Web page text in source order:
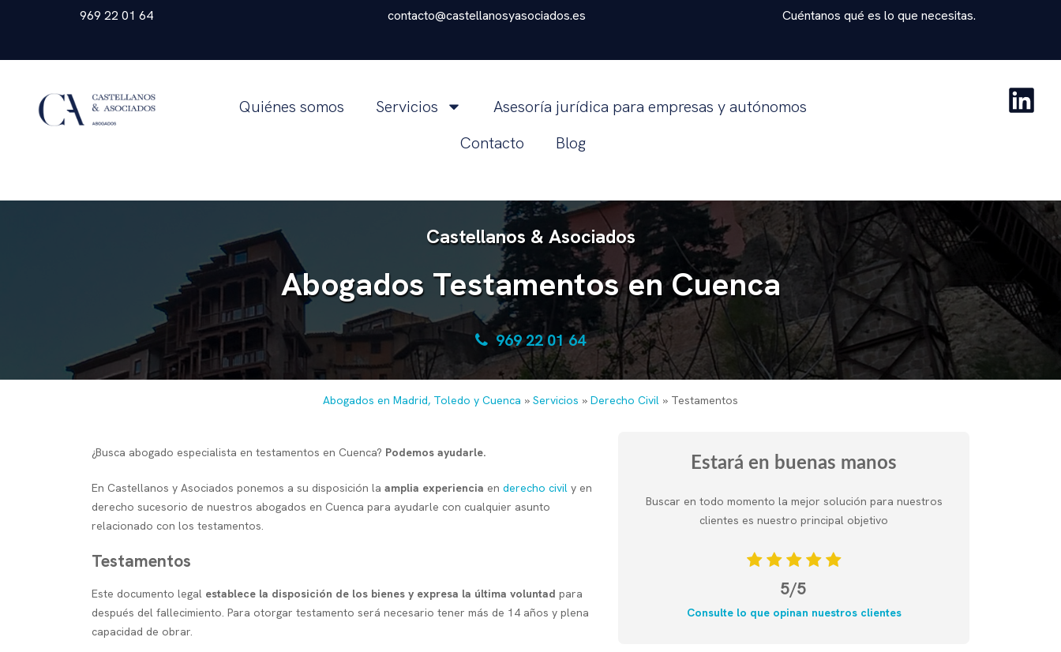
969 22 01 64 contacto@castellanosyasociados.es Cuéntanos qué es lo que necesitas.
Quiénes somos Servicios
Asesoría jurídica para empresas y autónomos
Contacto
Blog
Castellanos & Asociados
Abogados Testamentos en Cuenca
969 22 01 64
Abogados en Madrid, Toledo y Cuenca » Servicios » Derecho Civil » Testamentos
¿Busca abogado especialista en testamentos en Cuenca? Podemos ayudarle.
En Castellanos y Asociados ponemos a su disposición la amplia experiencia en derecho civil y en
derecho sucesorio de nuestros abogados en Cuenca para ayudarle con cualquier asunto
relacionado con los testamentos.
Testamentos
Este documento legal establece la disposición de los bienes y expresa la última voluntad para
después del fallecimiento. Para otorgar testamento será necesario tener más de 14 años y plena
capacidad de obrar.
Estará en buenas manos
Buscar en todo momento la mejor solución para nuestros
clientes es nuestro principal objetivo
5/5
Consulte lo que opinan nuestros clientes